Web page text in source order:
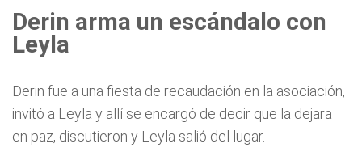
Derin arma un escándalo con
Leyla
Derin fue a una fiesta de recaudación en la asociación,
invitó a Leyla y allí se encargó de decir que la dejara
en paz, discutieron y Leyla salió del lugar.